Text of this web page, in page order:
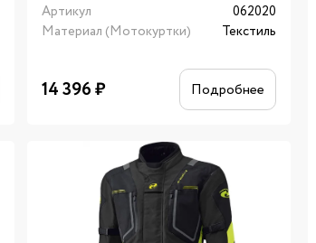
Артикул
062020
Материал (Мотокуртки)
Текстиль
14 396₽ Подробнее